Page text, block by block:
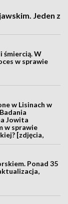
Jeden z
śmiercią. W
w sprawie
w Lisinach w
Jowita
w sprawie
[zdjęcia,
Ponad 35